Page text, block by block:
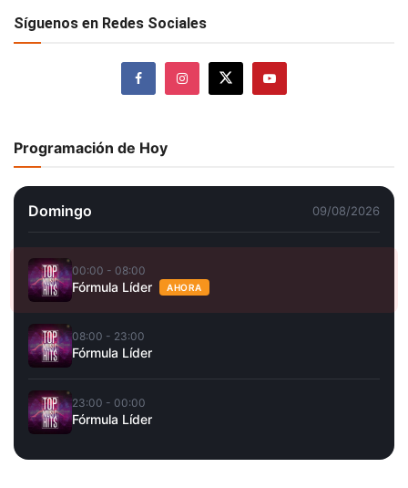
Síguenos en Redes Sociales
Programación de Hoy
Domingo 09/08/2026
00:00 - 08:00
Fórmula Líder AHORA
08:00 - 23:00
Fórmula Líder
23:00 - 00:00
Fórmula Líder